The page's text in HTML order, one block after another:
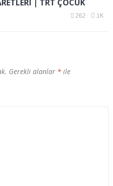
| TRT ÇOCUK
262 1K
Gerekli alanlar *ile